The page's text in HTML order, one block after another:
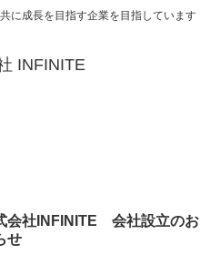
に成長を目指す企業を目指しています
INFINITE
会社INFINITE 会社設立のお
せ